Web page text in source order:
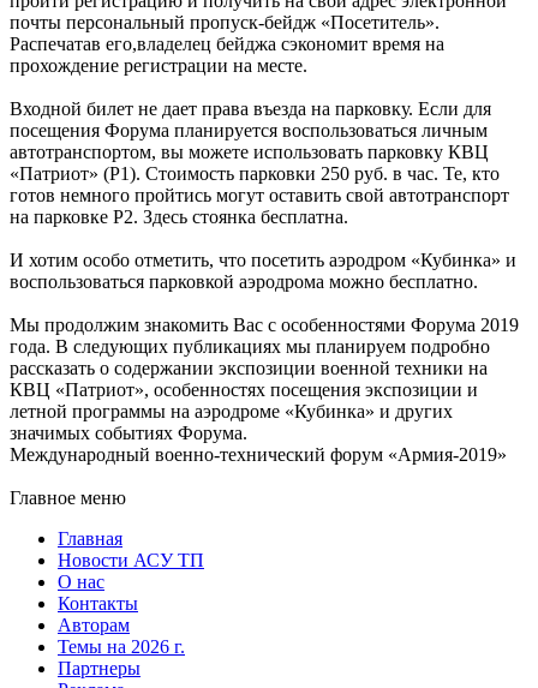
почты персональный пропуск-бейдж «Посетитель».
Распечатав его,владелец бейджа сэкономит время на
прохождение регистрации на месте.
Входной билет не дает права въезда на парковку. Если для
посещения Форума планируется воспользоваться личным
автотранспортом, вы можете использовать парковку КВЦ
«Патриот» (Р1). Стоимость парковки 250 руб. в час. Те, кто
готов немного пройтись могут оставить свой автотранспорт
на парковке Р2. Здесь стоянка бесплатна.
И хотим особо отметить, что посетить аэродром «Кубинка» и
воспользоваться парковкой аэродрома можно бесплатно.
Мы продолжим знакомить Вас с особенностями Форума 2019
года. В следующих публикациях мы планируем подробно
рассказать о содержании экспозиции военной техники на
КВЦ «Патриот», особенностях посещения экспозиции и
летной программы на аэродроме «Кубинка» и других
значимых событиях Форума.
Международный военно-технический форум «Армия-2019»
Главное меню
Главная
Новости АСУ ТП
О нас
Контакты
Авторам
Темы на 2026 г.
Партнеры